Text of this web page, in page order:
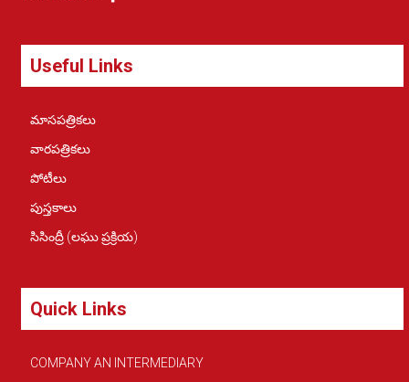
Useful Links
మాసపత్రికలు
వారపత్రికలు
పోటీలు
పుస్తకాలు
సిసింద్రీ (లఘు ప్రక్రియ)
Quick Links
COMPANY AN INTERMEDIARY